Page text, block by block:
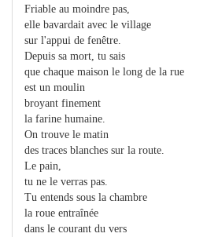
Friable au moindre pas,
elle bavardait avec le village
sur l'appui de fenêtre.
Depuis sa mort, tu sais
que chaque maison le long de la rue
est un moulin
broyant finement
la farine humaine.
On trouve le matin
des traces blanches sur la route.
Le pain,
tu ne le verras pas.
Tu entends sous la chambre
la roue entraînée
dans le courant du vers